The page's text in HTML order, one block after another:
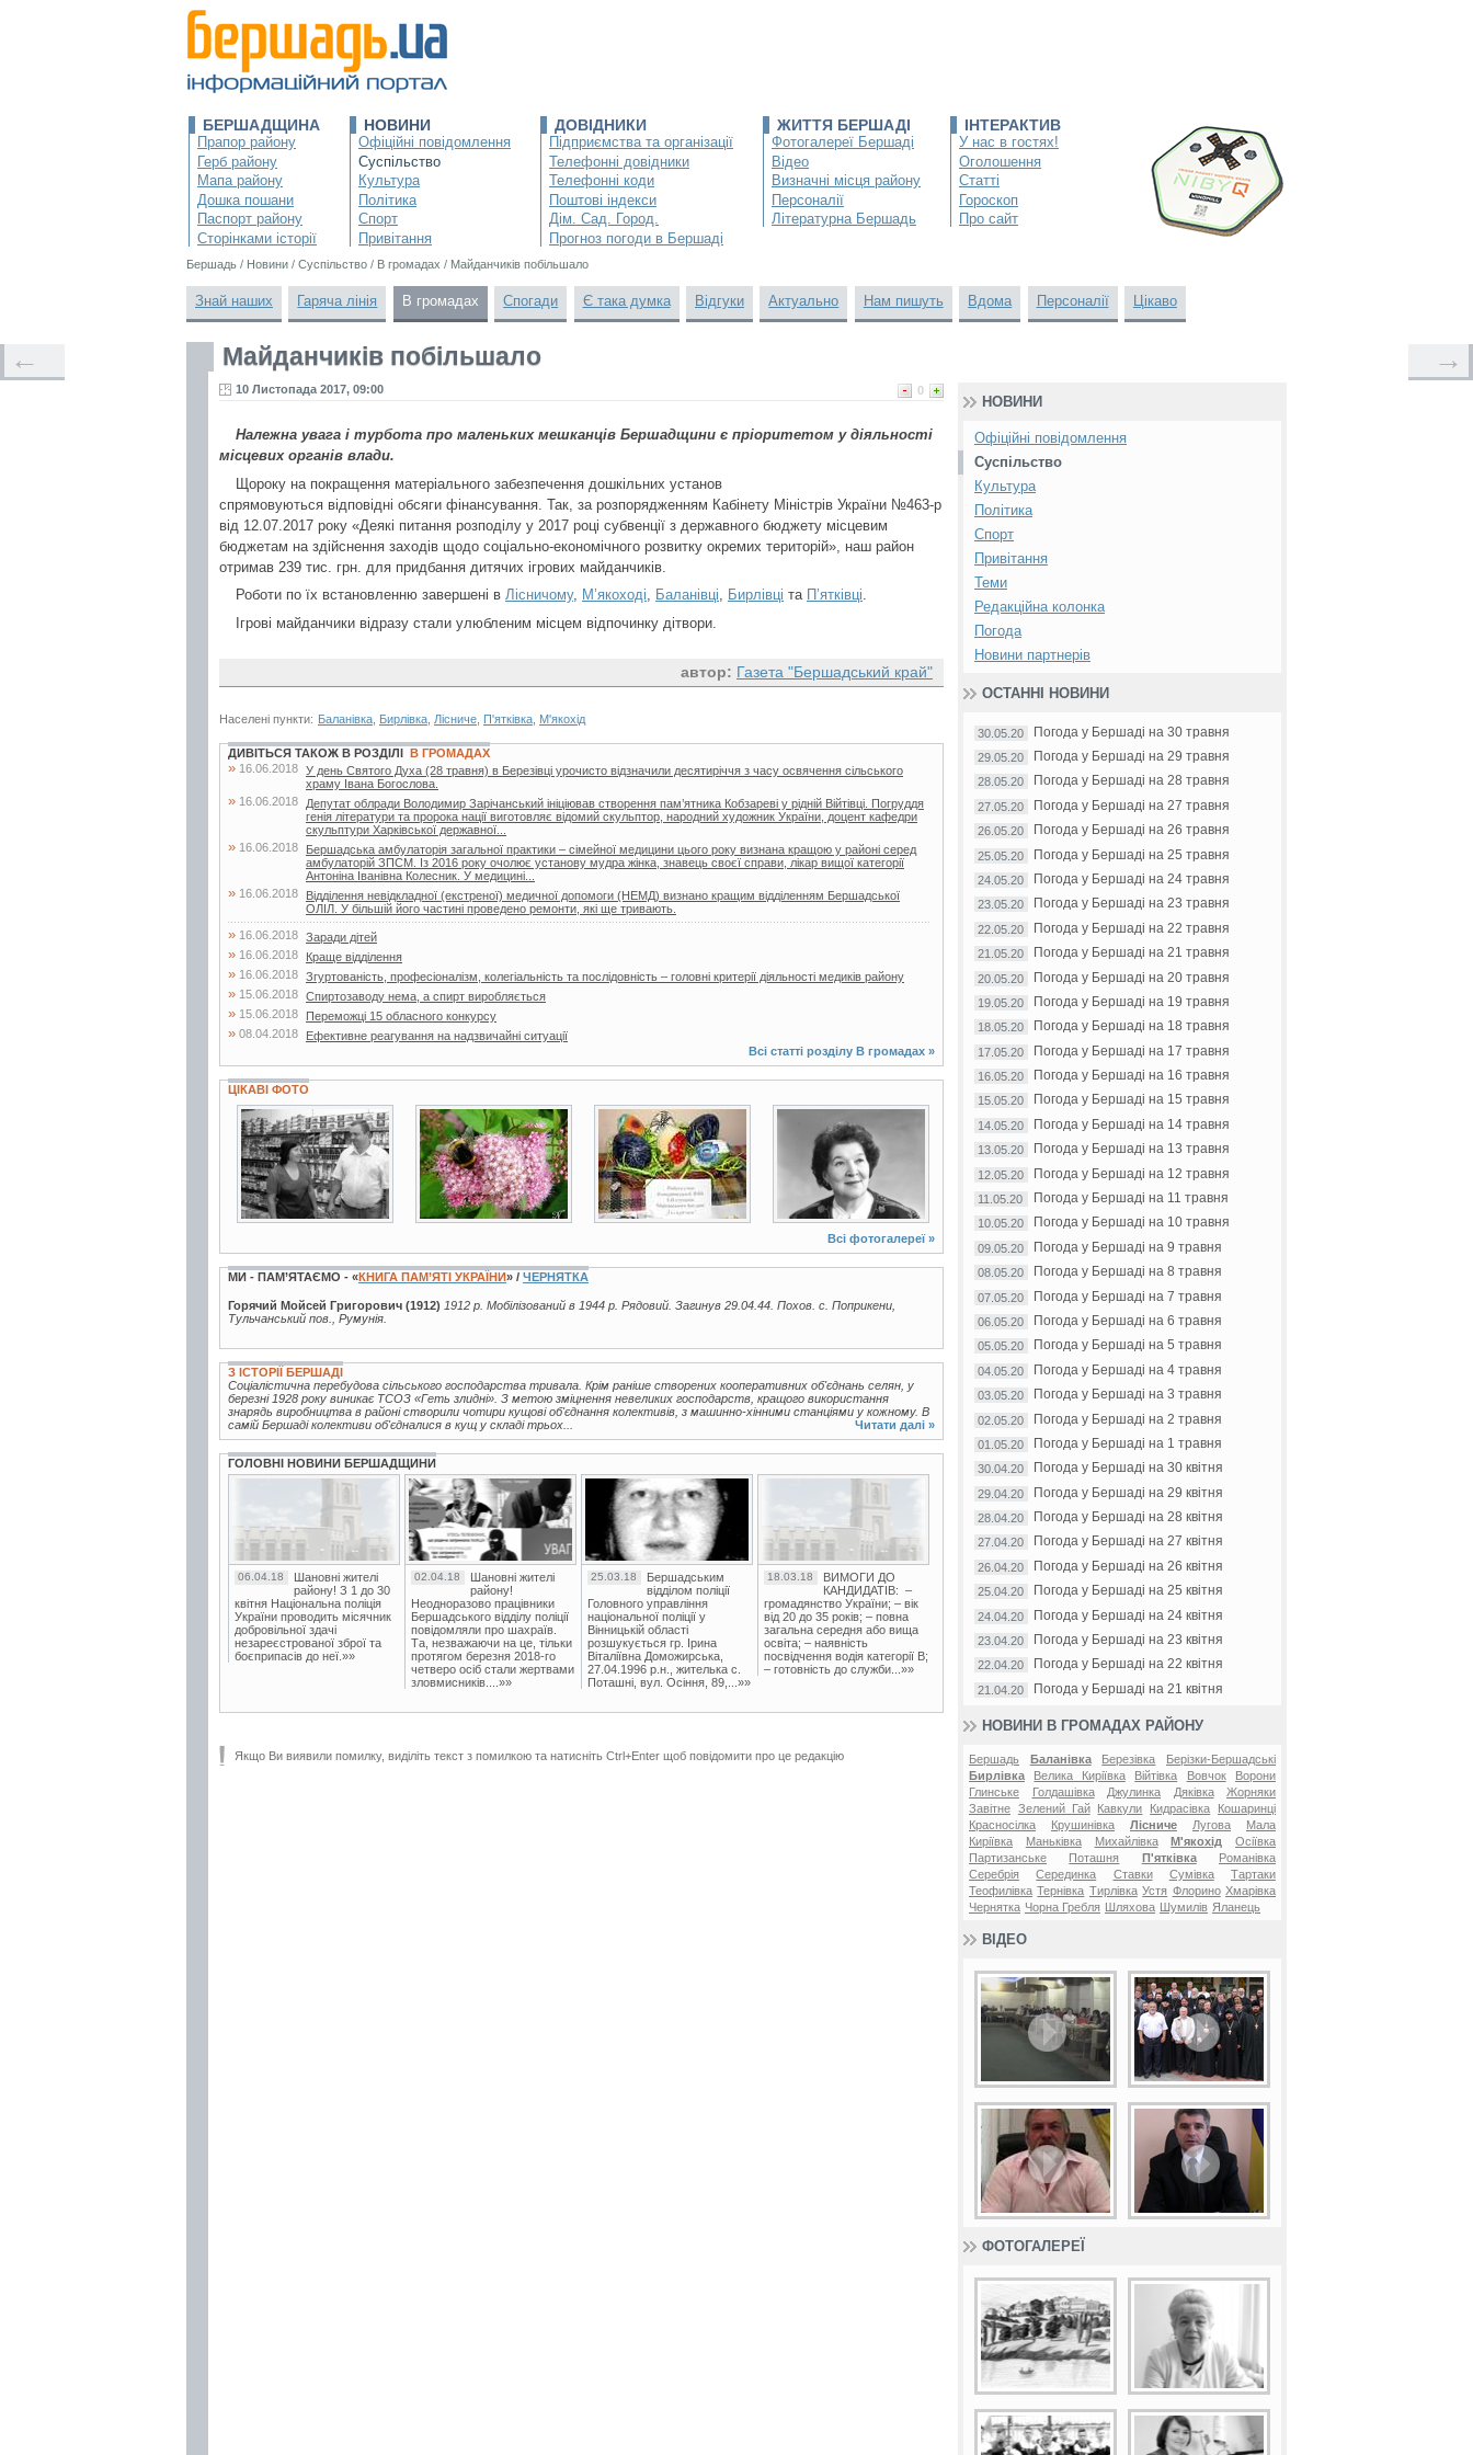
БЕРШАДЩИНА
Прапор району
Герб району
Мапа району
Дошка пошани
Паспорт району
Сторінками історії
НОВИНИ
Офіційні повідомлення
Суспільство
Культура
Політика
Спорт
Привітання
ДОВІДНИКИ
Підприємства та організації
Телефонні довідники
Телефонні коди
Поштові індекси
Дім. Сад. Город.
Прогноз погоди в Бершаді
ЖИТТЯ БЕРШАДІ
Фотогалереї Бершаді
Відео
Визначні місця району
Персоналії
Літературна Бершадь
ІНТЕРАКТИВ
У нас в гостях!
Оголошення
Статті
Гороскоп
Про сайт
Бершадь / Новини / Суспільство / В громадах / Майданчиків побільшало
Знай наших Гаряча лінія В громадах Спогади Є така думка Відгуки Актуально Нам пишуть Вдома Персоналії Цікаво
Майданчиків побільшало
0
10 Листопада 2017, 09:00
Належна увага і турбота про маленьких мешканців Бершадщини є пріоритетом у діяльності
місцевих органів влади.
Щороку на покращення матеріального забезпечення дошкільних установ
спрямовуються відповідні обсяги фінансування. Так, за розпорядженням Кабінету Міністрів України №463-р
від 12.07.2017 року «Деякі питання розподілу у 2017 році субвенції з державного бюджету місцевим
бюджетам на здійснення заходів щодо соціально-економічного розвитку окремих територій», наш район
отримав 239 тис. грн. для придбання дитячих ігрових майданчиків.
Роботи по їх встановленню завершені в Лісничому, М’якоході, Баланівці, Бирлівці та П’ятківці.
Ігрові майданчики відразу стали улюбленим місцем відпочинку дітвори.
автор: Газета "Бершадський край"
Населені пункти: Баланівка Бирлівка Лісниче П'ятківка М'якохід
← →
ДИВІТЬСЯ ТАКОЖ В РОЗДІЛІ В ГРОМАДАХ
» 16.06.2018 У день Святого Духа (28 травня) в Березівці урочисто відзначили десятиріччя з часу освячення сільського
храму Івана Богослова.
» 16.06.2018
Депутат облради Володимир Зарічанський ініціював створення пам’ятника Кобзареві у рідній Війтівці. Погруддя
генія літератури та пророка нації виготовляє відомий скульптор, народний художник України, доцент кафедри
скульптури Харківської державної...
» 16.06.2018
Бершадська амбулаторія загальної практики – сімейної медицини цього року визнана кращою у районі серед
амбулаторій ЗПСМ. Із 2016 року очолює установу мудра жінка, знавець своєї справи, лікар вищої категорії
Антоніна Іванівна Колесник. У медицині...
» 16.06.2018
Відділення невідкладної (екстреної) медичної допомоги (НЕМД) визнано кращим відділенням Бершадської
ОЛІЛ. У більшій його частині проведено ремонти, які ще тривають.
» 16.06.2018 Заради дітей
» 16.06.2018 Краще відділення
» 16.06.2018 Згуртованість, професіоналізм, колегіальність та послідовність – головні критерії діяльності медиків району
» 15.06.2018 Спиртозаводу нема, а спирт виробляється
» 15.06.2018 Переможці 15 обласного конкурсу
» 08.04.2018
Ефективне реагування на надзвичайні ситуації
Всі статті розділу В громадах »
ЦІКАВІ ФОТО
2 фото 48 фото 45 фото
Всі фотогалереї »
МИ - ПАМ’ЯТАЄМО - «КНИГА ПАМ’ЯТІ УКРАЇНИ» / ЧЕРНЯТКА
Горячий Мойсей Григорович (1912) 1912 р. Мобілізований в 1944 р. Рядовий. Загинув 29.04.44. Похов. с. Поприкени,
Тульчанський пов., Румунія.
З ІСТОРІЇ БЕРШАДІ
Соціалістична перебудова сільського господарства тривала. Крім раніше створених кооперативних об'єднань селян, у
березні 1928 року виникає ТСОЗ «Геть злидні». З метою зміцнення невеликих господарств, кращого використання
знарядь виробництва в районі створили чотири кущові об'єднання колективів, з машинно-хінними станціями у кожному. В
самій Бершаді колективи об'єдналися в кущ у складі трьох...
Читати далі »
ГОЛОВНІ НОВИНИ БЕРШАДЩИНИ
06.04.18
Шановні жителі
району! З 1 до 30
квітня Національна поліція
України проводить місячник
добровільної здачі
незареєстрованої зброї та
боєприпасів до неї.»»
02.04.18
Шановні жителі
району!
Неодноразово працівники
Бершадського відділу поліції
повідомляли про шахраїв.
Та, незважаючи на це, тільки
протягом березня 2018-го
четверо осіб стали жертвами
зловмисників....»»
25.03.18
Бершадським
відділом поліції
Головного управління
національної поліції у
Вінницькій області
розшукується гр. Ірина
Віталіївна Доможирська,
27.04.1996 р.н., жителька с.
Поташні, вул. Осіння, 89,...»»
18.03.18
ВИМОГИ ДО
КАНДИДАТІВ: –
громадянство України; – вік
від 20 до 35 років; – повна
загальна середня або вища
освіта; – наявність
посвідчення водія категорії В;
– готовність до служби...»»
Якщо Ви виявили помилку, виділіть текст з помилкою та натисніть Ctrl+Enter щоб повідомити про це редакцію
НОВИНИ
Офіційні повідомлення
Суспільство
Культура
Політика
Спорт
Привітання
Теми
Редакційна колонка
Погода
Новини партнерів
ОСТАННІ НОВИНИ
30.05.20 Погода у Бершаді на 30 травня
29.05.20 Погода у Бершаді на 29 травня
28.05.20 Погода у Бершаді на 28 травня
27.05.20 Погода у Бершаді на 27 травня
26.05.20 Погода у Бершаді на 26 травня
25.05.20 Погода у Бершаді на 25 травня
24.05.20 Погода у Бершаді на 24 травня
23.05.20 Погода у Бершаді на 23 травня
22.05.20 Погода у Бершаді на 22 травня
21.05.20 Погода у Бершаді на 21 травня
20.05.20 Погода у Бершаді на 20 травня
19.05.20 Погода у Бершаді на 19 травня
18.05.20 Погода у Бершаді на 18 травня
17.05.20 Погода у Бершаді на 17 травня
16.05.20 Погода у Бершаді на 16 травня
15.05.20 Погода у Бершаді на 15 травня
14.05.20 Погода у Бершаді на 14 травня
13.05.20 Погода у Бершаді на 13 травня
12.05.20 Погода у Бершаді на 12 травня
11.05.20 Погода у Бершаді на 11 травня
10.05.20 Погода у Бершаді на 10 травня
09.05.20 Погода у Бершаді на 9 травня
08.05.20 Погода у Бершаді на 8 травня
07.05.20 Погода у Бершаді на 7 травня
06.05.20 Погода у Бершаді на 6 травня
05.05.20 Погода у Бершаді на 5 травня
04.05.20 Погода у Бершаді на 4 травня
03.05.20 Погода у Бершаді на 3 травня
02.05.20 Погода у Бершаді на 2 травня
01.05.20 Погода у Бершаді на 1 травня
30.04.20 Погода у Бершаді на 30 квітня
29.04.20 Погода у Бершаді на 29 квітня
28.04.20 Погода у Бершаді на 28 квітня
27.04.20 Погода у Бершаді на 27 квітня
26.04.20 Погода у Бершаді на 26 квітня
25.04.20 Погода у Бершаді на 25 квітня
24.04.20 Погода у Бершаді на 24 квітня
23.04.20 Погода у Бершаді на 23 квітня
22.04.20 Погода у Бершаді на 22 квітня
21.04.20 Погода у Бершаді на 21 квітня
НОВИНИ В ГРОМАДАХ РАЙОНУ
Бершадь Баланівка Березівка
Берізки-Бершадські
Бирлівка
Велика Киріївка Війтівка Вовчок
Ворони
Глинське
Голдашівка Джулинка Дяківка
Жорняки
Завітне Зелений Гай Кавкули Кидрасівка
Кошаринці
Красносілка
Крушинівка Лісниче Лугова
Мала
Киріївка
Маньківка Михайлівка М'якохід
Осіївка
Партизанське
Поташня П'ятківка
Романівка
Серебрія
Серединка Ставки Сумівка
Тартаки
Теофилівка Тернівка Тирлівка Устя Флорино Хмарівка
Чернятка Чорна Гребля Шляхова Шумилів Яланець
ВІДЕО
ФОТОГАЛЕРЕЇ